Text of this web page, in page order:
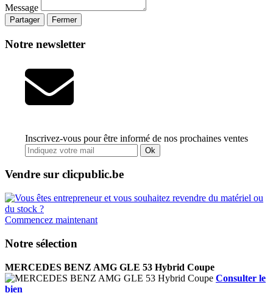
Message
Partager Fermer
Notre newsletter
Inscrivez-vous pour être informé de nos prochaines ventes
Ok
Vendre sur clicpublic.be
Commencez maintenant
Notre sélection
MERCEDES BENZ AMG GLE 53 Hybrid Coupe
Consulter le
bien